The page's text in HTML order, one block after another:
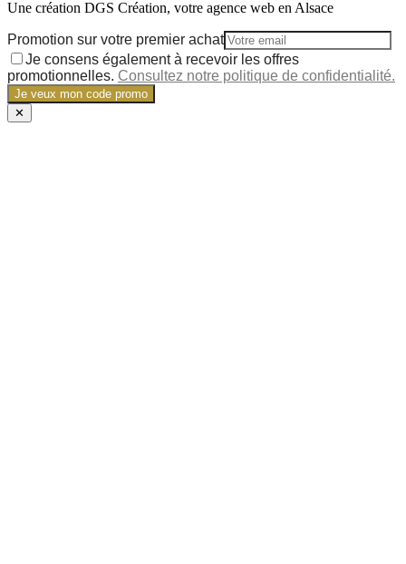
Une création DGS Création, votre agence web en Alsace
Promotion sur votre premier achat
Je consens également à recevoir les offres
promotionnelles. Consultez notre politique de confidentialité.
Je veux mon code promo
✕